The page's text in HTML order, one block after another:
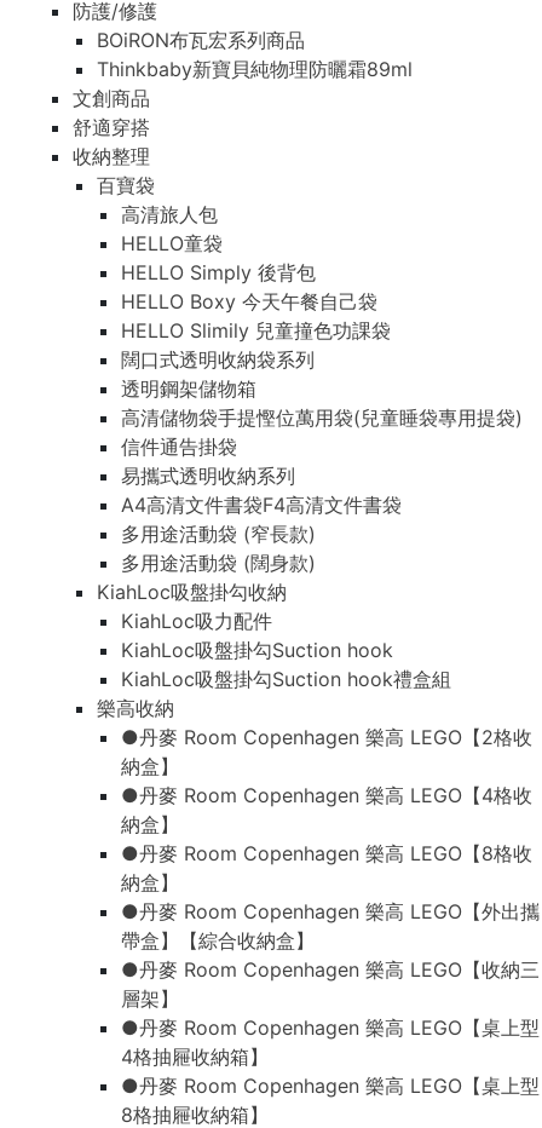
防護/修護
BOiRON布瓦宏系列商品
Thinkbaby新寶貝純物理防曬霜89ml
文創商品
舒適穿搭
收納整理
百寶袋
高清旅人包
HELLO童袋
HELLO Simply 後背包
HELLO Boxy 今天午餐自己袋
HELLO Slimily 兒童撞色功課袋
闊口式透明收納袋系列
透明鋼架儲物箱
高清儲物袋手提慳位萬用袋(兒童睡袋專用提袋)
信件通告掛袋
易攜式透明收納系列
A4高清文件書袋F4高清文件書袋
多用途活動袋 (窄長款)
多用途活動袋 (闊身款)
KiahLoc吸盤掛勾收納
KiahLoc吸力配件
KiahLoc吸盤掛勾Suction hook
KiahLoc吸盤掛勾Suction hook禮盒組
樂高收納
●丹麥 Room Copenhagen 樂高 LEGO【2格收
納盒】
●丹麥 Room Copenhagen 樂高 LEGO【4格收
納盒】
●丹麥 Room Copenhagen 樂高 LEGO【8格收
納盒】
●丹麥 Room Copenhagen 樂高 LEGO【外出攜
帶盒】【綜合收納盒】
●丹麥 Room Copenhagen 樂高 LEGO【收納三
層架】
●丹麥 Room Copenhagen 樂高 LEGO【桌上型
4格抽屜收納箱】
●丹麥 Room Copenhagen 樂高 LEGO【桌上型
8格抽屜收納箱】